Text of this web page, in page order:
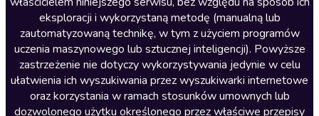
Nauki humanistyczne
Podcasty i audycje
Polityka
Prasa
Religia
eksploracji i wykorzystaną metodę (manualną lub
zautomatyzowaną technikę, w tym z użyciem programów
uczenia maszynowego lub sztucznej inteligencji). Powyższe
zastrzeżenie nie dotyczy wykorzystywania jedynie w celu
ułatwienia ich wyszukiwania przez wyszukiwarki internetowe
oraz korzystania w ramach stosunków umownych lub
dozwolonego użytku określonego przez właściwe przepisy